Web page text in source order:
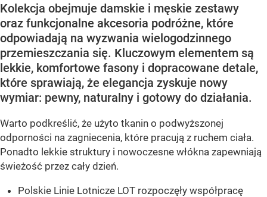
Kolekcja obejmuje damskie i męskie zestawy
oraz funkcjonalne akcesoria podróżne, które
odpowiadają na wyzwania wielogodzinnego
przemieszczania się. Kluczowym elementem są
lekkie, komfortowe fasony i dopracowane detale,
które sprawiają, że elegancja zyskuje nowy
wymiar: pewny, naturalny i gotowy do działania.
Warto podkreślić, że użyto tkanin o podwyższonej
odporności na zagniecenia, które pracują z ruchem ciała.
Ponadto lekkie struktury i nowoczesne włókna zapewniają
świeżość przez cały dzień.
Polskie Linie Lotnicze LOT rozpoczęły współpracę